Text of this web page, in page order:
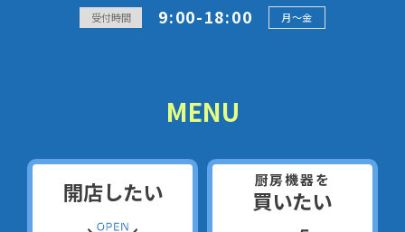
受付時間 9:00-18:00 月～金
MENU
開店したい 厨房機器を
買いたい